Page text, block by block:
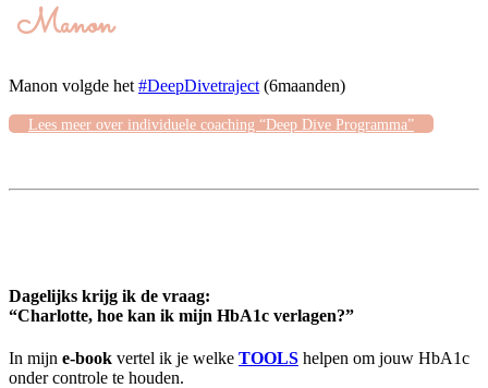
Manon
Manon volgde het#DeepDivetraject(6maanden)
Lees meer over individuele coaching “Deep Dive Programma”
Dagelijks krijg ik de vraag:
“Charlotte, hoe kan ik mijn HbA1c verlagen?”
In mijn e-book vertel ik je welke TOOLS helpen om jouw HbA1c
onder controle te houden.